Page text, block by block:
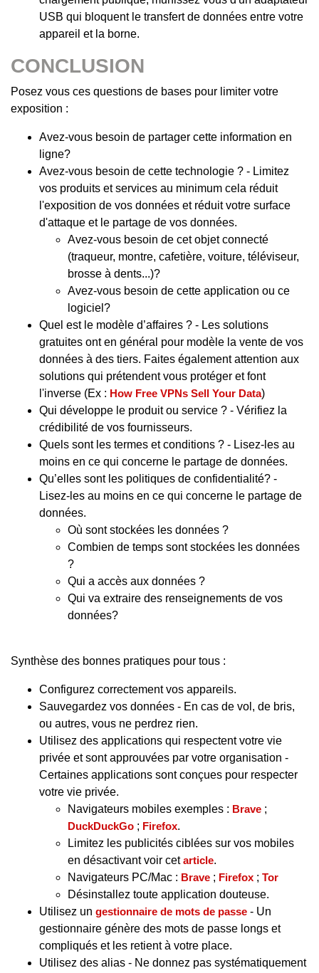
USB qui bloquent le transfert de données entre votre
appareil et la borne.
CONCLUSION
Posez vous ces questions de bases pour limiter votre
exposition :
Avez-vous besoin de partager cette information en
ligne?
Avez-vous besoin de cette technologie ? - Limitez
vos produits et services au minimum cela réduit
l'exposition de vos données et réduit votre surface
d'attaque et le partage de vos données.
Avez-vous besoin de cet objet connecté
(traqueur, montre, cafetière, voiture, téléviseur,
brosse à dents...)?
Avez-vous besoin de cette application ou ce
logiciel?
Quel est le modèle d’affaires ? - Les solutions
gratuites ont en général pour modèle la vente de vos
données à des tiers. Faites également attention aux
solutions qui prétendent vous protéger et font
l'inverse (Ex : How Free VPNs Sell Your Data)
Qui développe le produit ou service ? - Vérifiez la
crédibilité de vos fournisseurs.
Quels sont les termes et conditions ? - Lisez-les au
moins en ce qui concerne le partage de données.
Qu’elles sont les politiques de confidentialité? -
Lisez-les au moins en ce qui concerne le partage de
données.
Où sont stockées les données ?
Combien de temps sont stockées les données
?
Qui a accès aux données ?
Qui va extraire des renseignements de vos
données?
Synthèse des bonnes pratiques pour tous :
Configurez correctement vos appareils.
Sauvegardez vos données - En cas de vol, de bris,
ou autres, vous ne perdrez rien.
Utilisez des applications qui respectent votre vie
privée et sont approuvées par votre organisation -
Certaines applications sont conçues pour respecter
votre vie privée.
Navigateurs mobiles exemples : Brave ;
DuckDuckGo ; Firefox.
Limitez les publicités ciblées sur vos mobiles
en désactivant voir cetarticle.
Navigateurs PC/Mac : Brave ; Firefox ; Tor
Désinstallez toute application douteuse.
Utilisez un gestionnaire de mots de passe - Un
gestionnaire génère des mots de passe longs et
compliqués et les retient à votre place.
Utilisez des alias - Ne donnez pas systématiquement